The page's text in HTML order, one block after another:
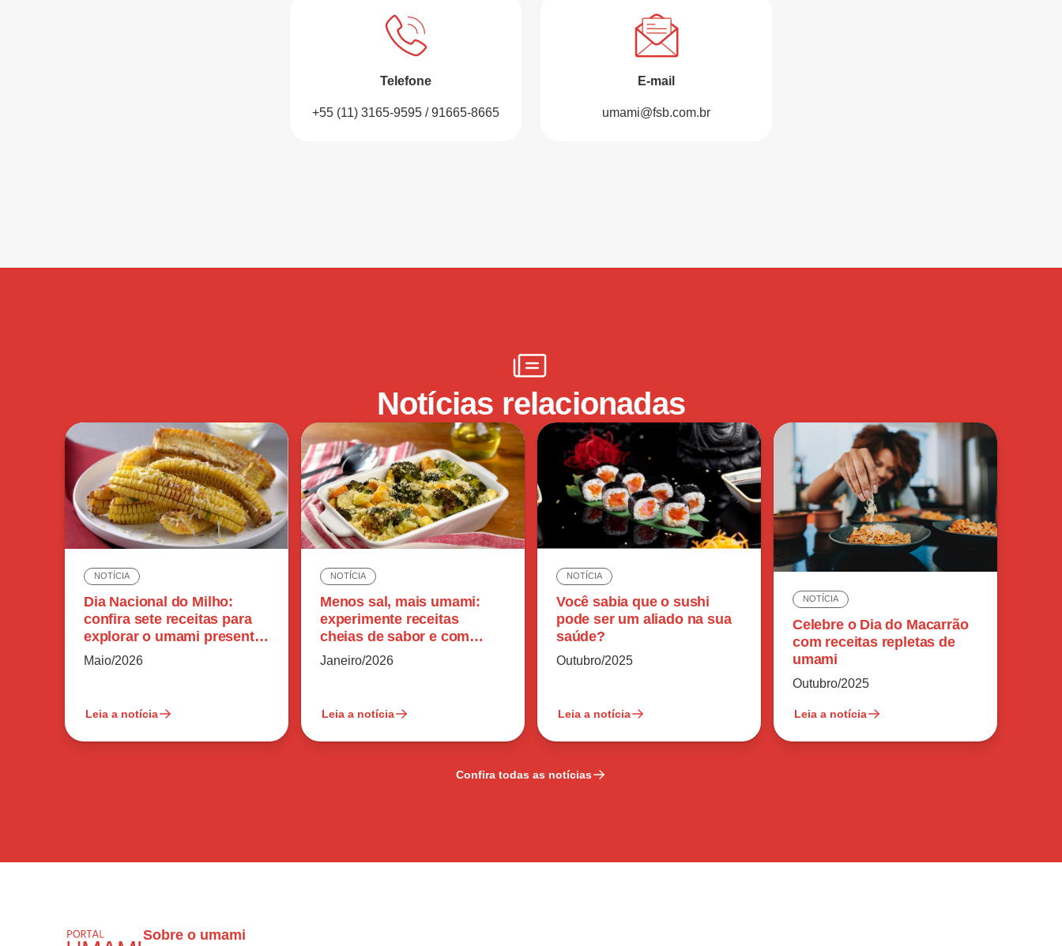
Telefone
+55 (11) 3165-9595 / 91665-8665
E-mail
umami@fsb.com.br
Notícias relacionadas
NOTÍCIA
Dia Nacional do Milho:
confira sete receitas para
explorar o umami presente
no ingrediente
Maio/2026
Leia a notícia
NOTÍCIA
Menos sal, mais umami:
experimente receitas
cheias de sabor e com
sódio reduzido
Janeiro/2026
Leia a notícia
NOTÍCIA
Você sabia que o sushi
pode ser um aliado na sua
saúde?
Outubro/2025
Leia a notícia
NOTÍCIA
Celebre o Dia do Macarrão
com receitas repletas de
umami
Outubro/2025
Leia a notícia
Confira todas as notícias
Sobre o umami